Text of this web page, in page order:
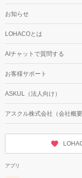
お知らせ
LOHACOとは
AIチャットで質問する
お客様サポート
ASKUL（法人向け）
アスクル株式会社（会社概要
アプリ